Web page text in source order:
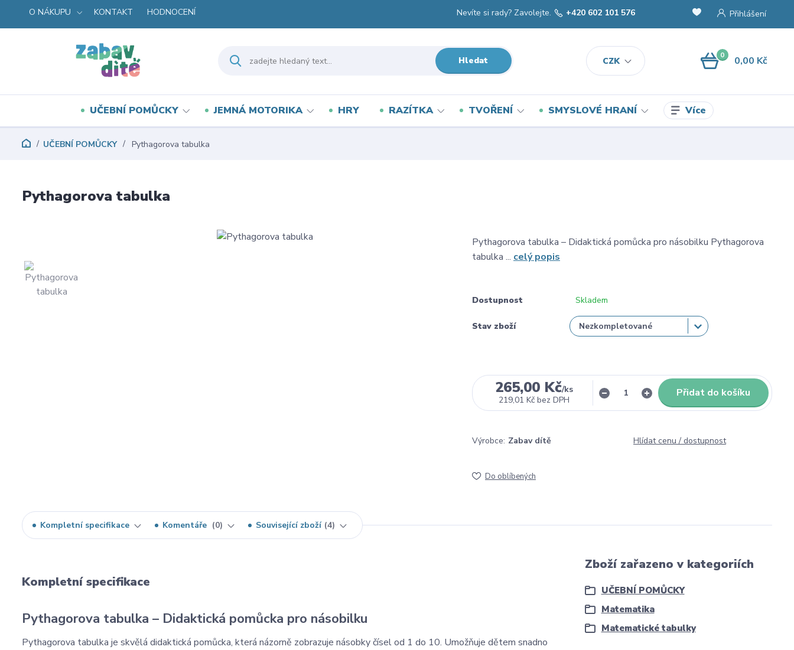
O NÁKUPU KONTAKT HODNOCENÍ
CZK
Přihlášení
Hledat
Nevíte si rady? Zavolejte. +420 602 101 576
0 0,00 Kč
UČEBNÍ POMŮCKY JEMNÁ MOTORIKA HRY RAZÍTKA TVOŘENÍ SMYSLOVÉ HRANÍ Více
UČEBNÍ POMŮCKY Pythagorova tabulka
Pythagorova tabulka
Pythagorova tabulka – Didaktická pomůcka pro násobilku Pythagorova
tabulka ... celý popis
Dostupnost Skladem
Stav zboží
265,00 Kč/ks
219,01 Kč bez DPH
Přidat do košíku
Výrobce: Zabav dítě Hlídat cenu / dostupnost
Do oblíbených
Kompletní specifikace Komentáře 0 Související zboží 4
Kompletní specifikace
Pythagorova tabulka – Didaktická pomůcka pro násobilku
Pythagorova tabulka je skvělá didaktická pomůcka, která názorně zobrazuje násobky čísel od 1 do 10. Umožňuje dětem snadno
Zboží zařazeno v kategoriích
UČEBNÍ POMŮCKY
Matematika
Matematické tabulky